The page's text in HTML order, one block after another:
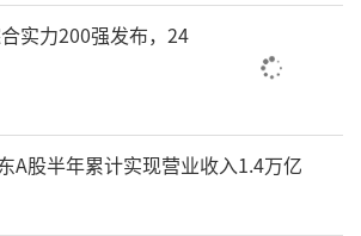
务以看护服务和实践活动为
生“家门口”的活动场所开展
培养、体能运动等多种课程；
服务项目258个，并开放各类科
学实践教育基地等，引导学生
参加多种形式的文明实践、社
实力200强发布，24
A股半年累计实现营业收入1.4万亿